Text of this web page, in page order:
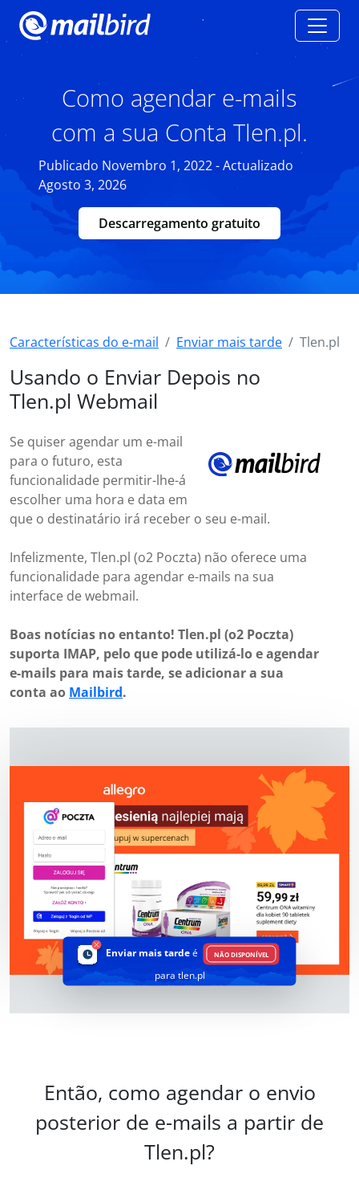
Como agendar e-mails
com a sua Conta Tlen.pl.
Publicado Novembro 1, 2022 - Actualizado
Agosto 3, 2026
Descarregamento gratuito
Características do e-mail Enviar mais tarde Tlen.pl
Usando o Enviar Depois no
Tlen.pl Webmail
Se quiser agendar um e-mail
para o futuro, esta
funcionalidade permitir-lhe-á
escolher uma hora e data em
que o destinatário irá receber o seu e-mail.
Infelizmente, Tlen.pl (o2 Poczta) não oferece uma
funcionalidade para agendar e-mails na sua
interface de webmail.
Boas notícias no entanto! Tlen.pl (o2 Poczta)
suporta IMAP, pelo que pode utilizá-lo e agendar
e-mails para mais tarde, se adicionar a sua
conta ao Mailbird.
Enviar mais tardeé NÃO DISPONÍVEL
para tlen.pl
Então, como agendar o envio
posterior de e-mails a partir de
Tlen.pl?